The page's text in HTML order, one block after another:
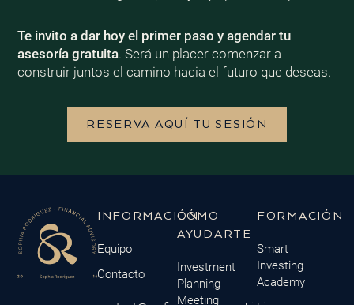
Te invito a dar hoy el primer paso y agendar tu
asesoría gratuita. Será un placer comenzar a
construir juntos el camino hacia el futuro que deseas.
RESERVA AQUÍ TU SESIÓN
INFORMACIÓN
Equipo
Contacto
CÓMO
AYUDARTE
Investment
Planning
Meeting
FORMACIÓN
Smart
Investing
Academy